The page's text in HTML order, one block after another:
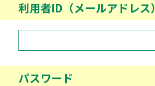
利用者ID（メールアドレス）
パスワード